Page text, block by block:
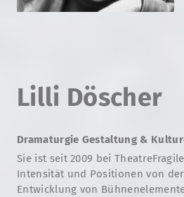
Lilli Döscher
Dramaturgie Gestaltung &
Sie ist seit 2009 bei
Intensität und Positionen von
Entwicklung von